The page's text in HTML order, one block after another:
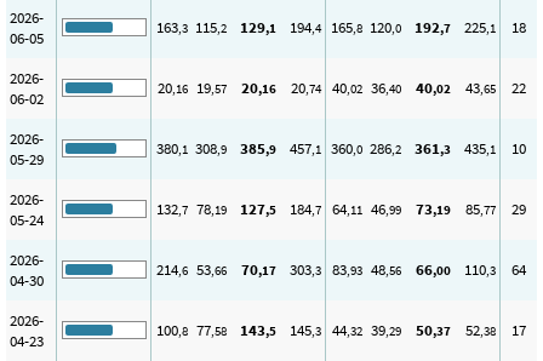
2026-
06-05
163,3 115,2 129,1 194,4 165,8 120,0 192,7 225,1 18
2026-
06-02
20,16 19,57 20,16 20,74 40,02 36,40 40,02 43,65 22
2026-
05-29
380,1 308,9 385,9 457,1 360,0 286,2 361,3 435,1 10
2026-
05-24
132,7 78,19 127,5 184,7 64,11 46,99 73,19 85,77 29
2026-
04-30
214,6 53,66 70,17 303,3 83,93 48,56 66,00 110,3 64
2026-
04-23
100,8 77,58 143,5 145,3 44,32 39,29 50,37 52,38 17